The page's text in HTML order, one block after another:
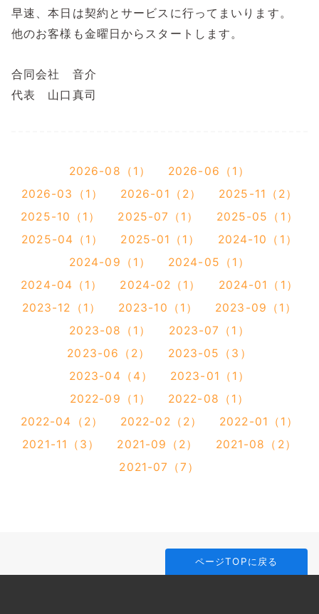
早速、本日は契約とサービスに行ってまいります。
他のお客様も金曜日からスタートします。
合同会社 音介
代表 山口真司
2026-08（1）
2026-06（1）
2026-03（1）
2026-01（2）
2025-11（2）
2025-10（1）
2025-07（1）
2025-05（1）
2025-04（1）
2025-01（1）
2024-10（1）
2024-09（1）
2024-05（1）
2024-04（1）
2024-02（1）
2024-01（1）
2023-12（1）
2023-10（1）
2023-09（1）
2023-08（1）
2023-07（1）
2023-06（2）
2023-05（3）
2023-04（4）
2023-01（1）
2022-09（1）
2022-08（1）
2022-04（2）
2022-02（2）
2022-01（1）
2021-11（3）
2021-09（2）
2021-08（2）
2021-07（7）
ページTOPに戻る